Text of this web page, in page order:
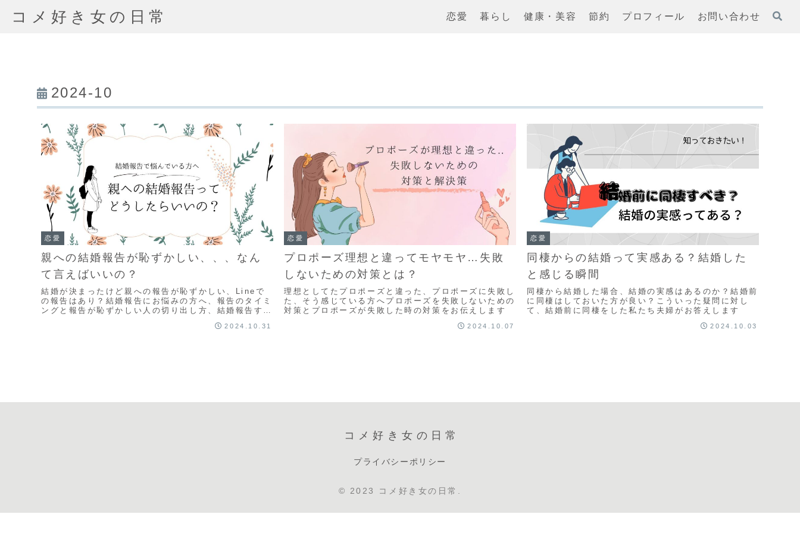
コメ好き女の日常 恋愛 暮らし 健康・美容 節約 プロフィール お問い合わせ
2024-10
恋愛
親への結婚報告が恥ずかしい、、、なん
て言えばいいの？
結婚が決まったけど親への報告が恥ずかしい、Lineで
の報告はあり？結婚報告にお悩みの方へ、報告のタイミ
ングと報告が恥ずかしい人の切り出し方、結婚報告する
2024.10.31
恋愛
プロポーズ理想と違ってモヤモヤ…失敗
しないための対策とは？
理想としてたプロポーズと違った、プロポーズに失敗し
た、そう感じている方へプロポーズを失敗しないための
対策とプロポーズが失敗した時の対策をお伝えします
2024.10.07
恋愛
同棲からの結婚って実感ある？結婚した
と感じる瞬間
同棲から結婚した場合、結婚の実感はあるのか？結婚前
に同棲はしておいた方が良い？こういった疑問に対し
て、結婚前に同棲をした私たち夫婦がお答えします
2024.10.03
コメ好き女の日常
プライバシーポリシー
© 2023 コメ好き女の日常.